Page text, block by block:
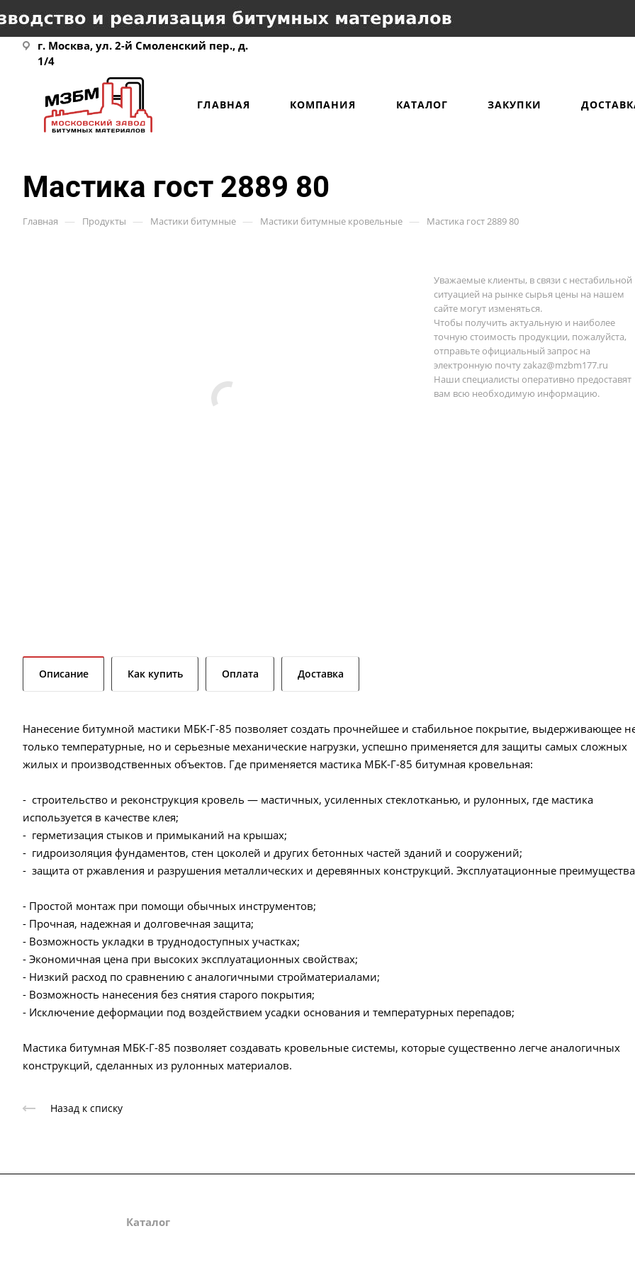
г. Москва, ул. 2-й Смоленский пер., д.
1/4
ГЛАВНАЯ КОМПАНИЯ КАТАЛОГ ЗАКУПКИ
Мастика гост 2889 80
Главная — Продукты — Мастики битумные — Мастики битумные кровельные — Мастика гост 2889 80
Уважаемые клиенты, в связи с нестабильной
ситуацией на рынке сырья цены на нашем
сайте могут изменяться.
Чтобы получить актуальную и наиболее
точную стоимость продукции, пожалуйста,
отправьте официальный запрос на
электронную почтуzakaz@mzbm177.ru
Наши специалисты оперативно предоставят
вам всю необходимую информацию.
Описание Как купить Оплата Доставка
Нанесение битумной мастики МБК-Г-85 позволяет создать прочнейшее и стабильное покрытие, выдерживающее
только температурные, но и серьезные механические нагрузки, успешно применяется для защиты самых сложных
жилых и производственных объектов. Где применяется мастика МБК-Г-85 битумная кровельная:
- строительство и реконструкция кровель — мастичных, усиленных стеклотканью, и рулонных, где мастика
используется в качестве клея;
- герметизация стыков и примыканий на крышах;
- гидроизоляция фундаментов, стен цоколей и других бетонных частей зданий и сооружений;
- защита от ржавления и разрушения металлических и деревянных конструкций. Эксплуатационные
- Простой монтаж при помощи обычных инструментов;
- Прочная, надежная и долговечная защита;
- Возможность укладки в труднодоступных участках;
- Экономичная цена при высоких эксплуатационных свойствах;
- Низкий расход по сравнению с аналогичными стройматериалами;
- Возможность нанесения без снятия старого покрытия;
- Исключение деформации под воздействием усадки основания и температурных перепадов;
Мастика битумная МБК-Г-85 позволяет создавать кровельные системы, которые существенно легче аналогичных
конструкций, сделанных из рулонных материалов.
Назад к списку
Каталог